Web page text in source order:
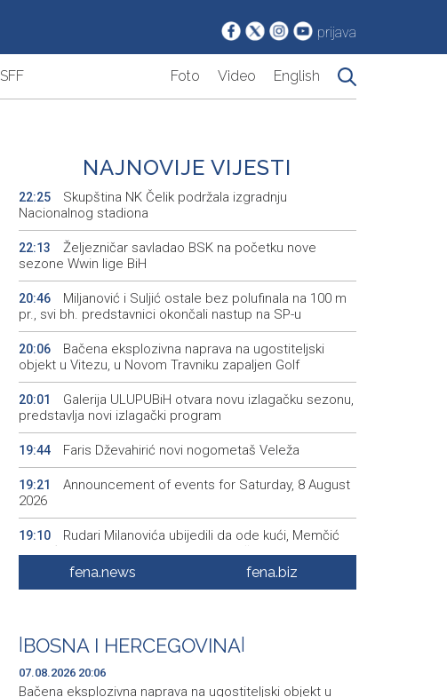
prijava
SFF Foto Video English
NAJNOVIJE VIJESTI
22:25
Skupština NK Čelik podržala izgradnju
Nacionalnog stadiona
22:13
Željezničar savladao BSK na početku nove
sezone Wwin lige BiH
20:46
Miljanović i Suljić ostale bez polufinala na 100 m
pr., svi bh. predstavnici okončali nastup na SP-u
20:06
Bačena eksplozivna naprava na ugostiteljski
objekt u Vitezu, u Novom Travniku zapaljen Golf
20:01
Galerija ULUPUBiH otvara novu izlagačku sezonu,
predstavlja novi izlagački program
19:44 Faris Dževahirić novi nogometaš Veleža
19:21
Announcement of events for Saturday, 8 August
2026
19:10
Rudari Milanovića ubijedili da ode kući, Memčić
se već ponovo vratio u jamu 'Raspotočje'
Sarajevo Film Festival presents Kinoscope and
19:00 Najave događaja za 8. 8. 2026. godine (subota)
fena.news fena.biz
BOSNA I HERCEGOVINA
07.08.2026 20:06
Bačena eksplozivna naprava na ugostiteljski objekt u